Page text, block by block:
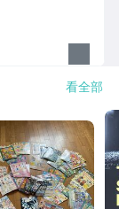
看全部